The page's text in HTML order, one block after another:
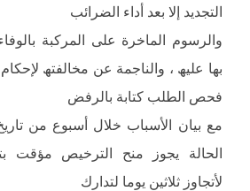
التجدید إلا بعد أداء الضرائب
والرسوم الماخرة على المركبة
بھا علیھ ، والناجمة عن مخالفتھ لإحكام
فحص الطلب كتابة بالرفض
مع بیان الأسباب خلال أسبوع من
الحالة یجوز منح الترخیص مؤقت
لأتجاوز ثلاثین یوما لتدارك